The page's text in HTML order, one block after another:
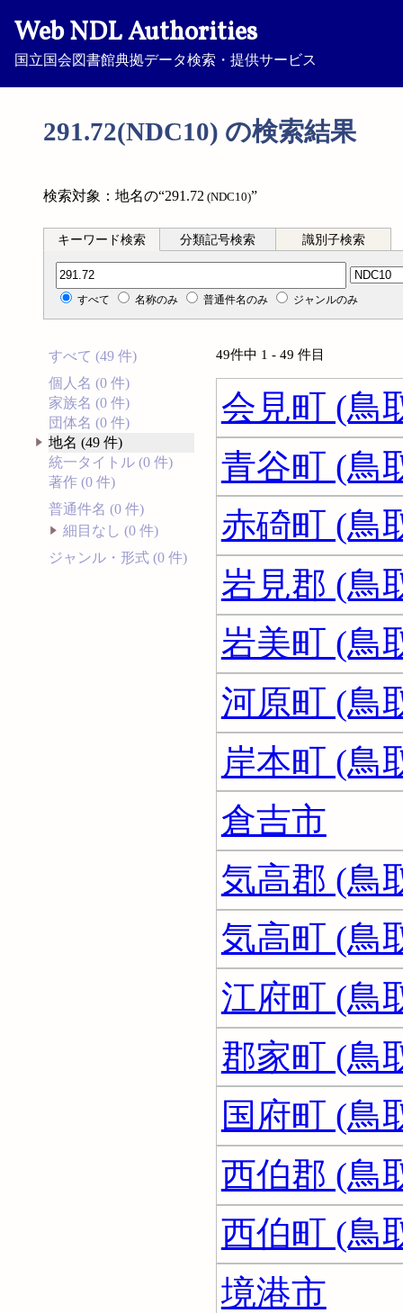
Web NDL Authorities
国立国会図書館典拠データ検索・提供サービス
291.72(NDC10) の検索結果
検索対象：地名の“291.72 (NDC10)”
キーワード検索 分類記号検索 識別子検索
分類記号検索
すべて 名称のみ 普通件名のみ ジャンルのみ
すべて (49 件)
個人名 (0 件)
家族名 (0 件)
団体名 (0 件)
地名 (49 件)
統一タイトル (0 件)
著作 (0 件)
普通件名 (0 件)
細目なし (0 件)
ジャンル・形式 (0 件)
49件中 1 - 49 件目
会見町 (鳥
青谷町 (鳥
赤碕町 (鳥
岩見郡 (鳥
岩美町 (鳥
河原町 (鳥
岸本町 (鳥
倉吉市
気高郡 (鳥
気高町 (鳥
江府町 (鳥
郡家町 (鳥
国府町 (鳥
西伯郡 (鳥
西伯町 (鳥
境港市